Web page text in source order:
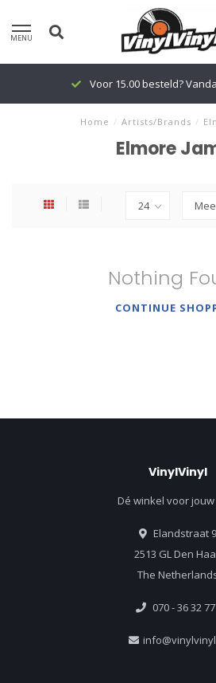
MENU
Voor 15.00 besteld?
Home / Artists/Brands /
Elmore
Nothing
CONTINUE
VinylVinyl
Dé winkel voor
Elandstraat 9
2513 GL Den
The
070 - 36 32